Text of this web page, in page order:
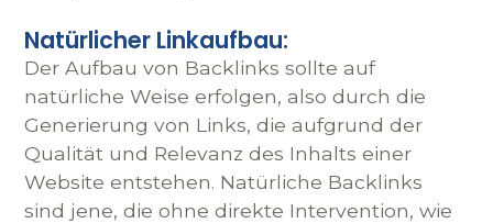
Natürlicher Linkaufbau:
Der Aufbau von Backlinks sollte auf
natürliche Weise erfolgen, also durch die
Generierung von Links, die aufgrund der
Qualität und Relevanz des Inhalts einer
Website entstehen. Natürliche Backlinks
sind jene, die ohne direkte Intervention, wie